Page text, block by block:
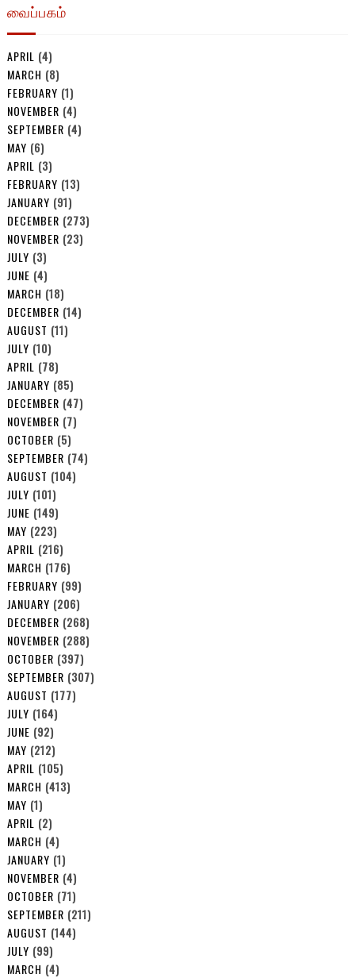
வைப்பகம்
APRIL (4)
MARCH (8)
FEBRUARY (1)
NOVEMBER (4)
SEPTEMBER (4)
MAY (6)
APRIL (3)
FEBRUARY (13)
JANUARY (91)
DECEMBER (273)
NOVEMBER (23)
JULY (3)
JUNE (4)
MARCH (18)
DECEMBER (14)
AUGUST (11)
JULY (10)
APRIL (78)
JANUARY (85)
DECEMBER (47)
NOVEMBER (7)
OCTOBER (5)
SEPTEMBER (74)
AUGUST (104)
JULY (101)
JUNE (149)
MAY (223)
APRIL (216)
MARCH (176)
FEBRUARY (99)
JANUARY (206)
DECEMBER (268)
NOVEMBER (288)
OCTOBER (397)
SEPTEMBER (307)
AUGUST (177)
JULY (164)
JUNE (92)
MAY (212)
APRIL (105)
MARCH (413)
MAY (1)
APRIL (2)
MARCH (4)
JANUARY (1)
NOVEMBER (4)
OCTOBER (71)
SEPTEMBER (211)
AUGUST (144)
JULY (99)
MARCH (4)